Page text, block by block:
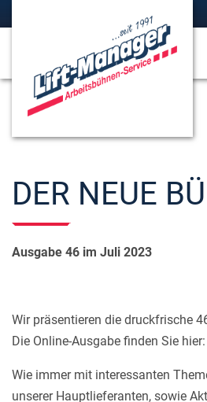
DER NEUE
Ausgabe 46 im Juli 2023
Wir präsentieren die druckfrische
Die Online-Ausgabe finden Sie hier:
Wie immer mit interessanten
unserer Hauptlieferanten, sowie